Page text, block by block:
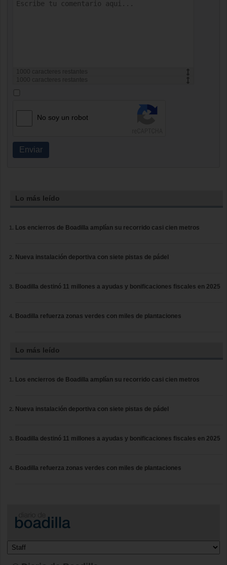
caracteres restantes
caracteres restantes
No soy un robot
Enviar
Lo más leído
Los encierros de Boadilla amplían su recorrido casi cien metros
Nueva instalación deportiva con siete pistas de pádel
Boadilla destinó 11 millones a ayudas y bonificaciones fiscales en 2025
Boadilla refuerza zonas verdes con miles de plantaciones
Lo más leído
Los encierros de Boadilla amplían su recorrido casi cien metros
Nueva instalación deportiva con siete pistas de pádel
Boadilla destinó 11 millones a ayudas y bonificaciones fiscales en 2025
Boadilla refuerza zonas verdes con miles de plantaciones